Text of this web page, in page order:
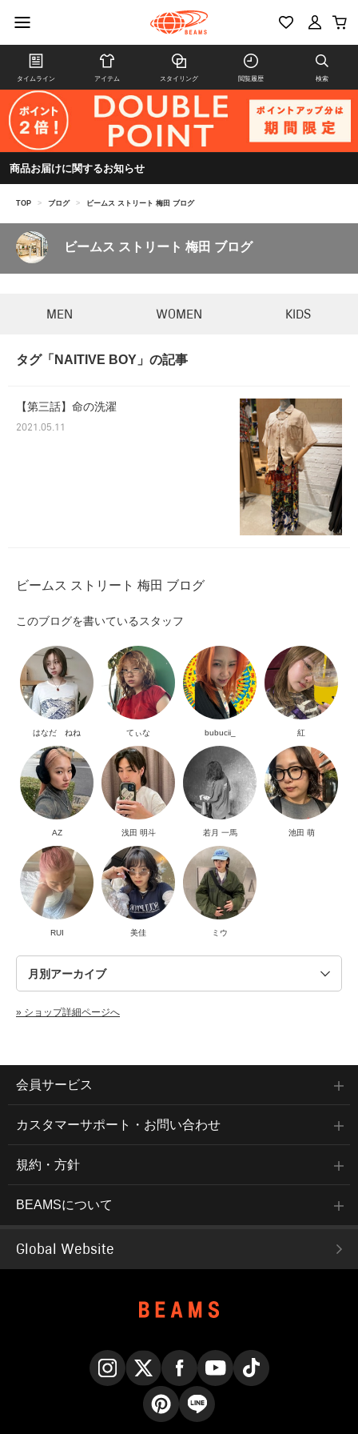
タイムライン アイテム スタイリング 閲覧履歴 検索
商品お届けに関するお知らせ
TOP > ブログ > ビームス ストリート 梅田 ブログ
ビームス ストリート 梅田 ブログ
MEN WOMEN KIDS
タグ「NAITIVE BOY」の記事
【第三話】命の洗濯
2021.05.11
ビームス ストリート 梅田 ブログ
このブログを書いているスタッフ
はなだ ねね てぃな bubucii_ 紅
AZ 浅田 明斗 若月 一馬 池田 萌
RUI 美佳 ミウ
» ショップ詳細ページへ
会員サービス
カスタマーサポート・お問い合わせ
規約・方針
BEAMSについて
Global Website